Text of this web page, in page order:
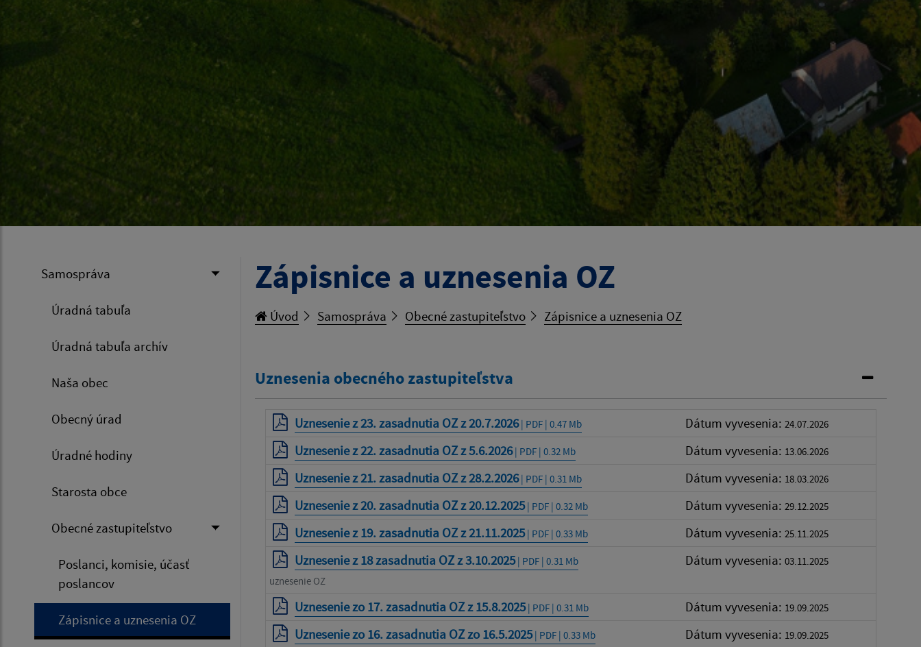
Samospráva
Úradná tabuľa
Úradná tabuľa archív
Naša obec
Obecný úrad
Úradné hodiny
Starosta obce
Obecné zastupiteľstvo
Poslanci, komisie, účasť
poslancov
Zápisnice a uznesenia OZ
Zápisnice a uznesenia OZ
Úvod Samospráva Obecné zastupiteľstvo Zápisnice a uznesenia OZ
Uznesenia obecného zastupiteľstva
Uznesenie z 23. zasadnutia OZ z 20.7.2026| PDF | 0.47 Mb Dátum vyvesenia: 24.07.2026
Uznesenie z 22. zasadnutia OZ z 5.6.2026| PDF | 0.32 Mb Dátum vyvesenia: 13.06.2026
Uznesenie z 21. zasadnutia OZ z 28.2.2026| PDF | 0.31 Mb Dátum vyvesenia: 18.03.2026
Uznesenie z 20. zasadnutia OZ z 20.12.2025| PDF | 0.32 Mb Dátum vyvesenia: 29.12.2025
Uznesenie z 19. zasadnutia OZ z 21.11.2025| PDF | 0.33 Mb Dátum vyvesenia: 25.11.2025
Uznesenie z 18 zasadnutia OZ z 3.10.2025| PDF | 0.31 Mb Dátum vyvesenia: 03.11.2025
uznesenie OZ
Uznesenie zo 17. zasadnutia OZ z 15.8.2025| PDF | 0.31 Mb Dátum vyvesenia: 19.09.2025
Uznesenie zo 16. zasadnutia OZ zo 16.5.2025| PDF | 0.33 Mb Dátum vyvesenia: 19.09.2025